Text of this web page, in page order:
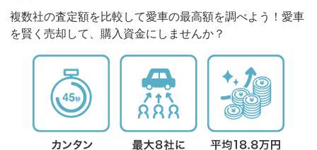
複数社の査定額を比較して愛車の最高額を調べよう！愛車
を賢く売却して、購入資金にしませんか？